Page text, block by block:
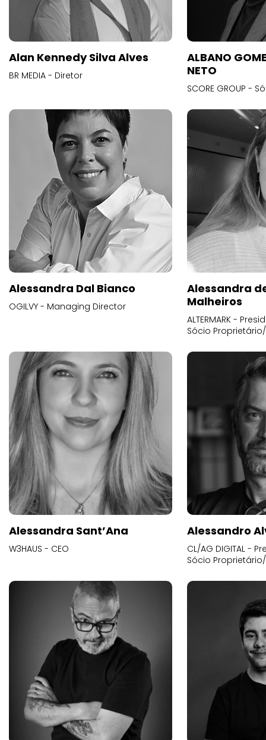
Alan Kennedy Silva Alves
BR MEDIA - Diretor
ALBANO
NETO
SCORE GROUP -
Alessandra Dal Bianco
OGILVY - Managing Director
Alessandra
Malheiros
ALTERMARK -
Sócio
Alessandra Sant’Ana
W3HAUS - CEO
Alessandro
CL/AG DIGITAL -
Sócio